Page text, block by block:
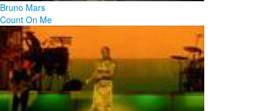
Bruno Mars
Count On Me